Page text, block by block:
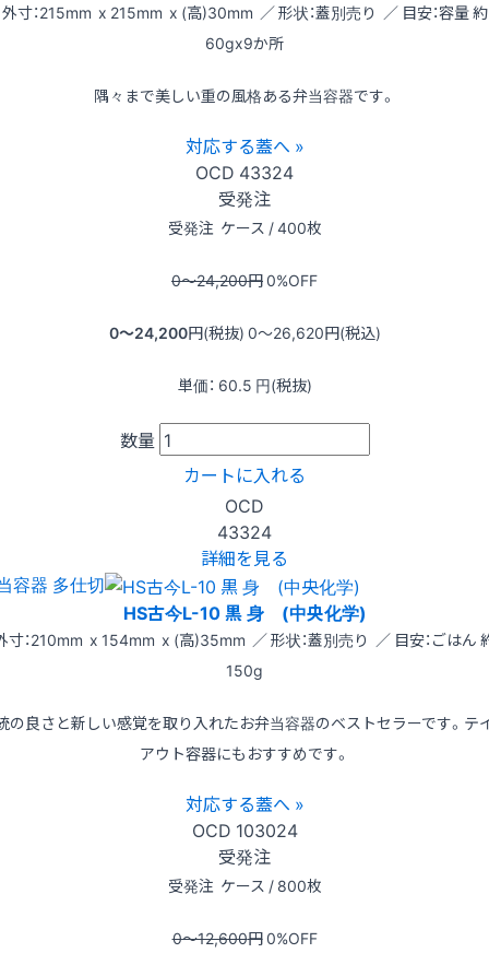
外寸：215mm x 215mm x (高)30mm ／ 形状：蓋別売り ／ 目安：容量 約
60gx9か所
隅々まで美しい重の風格ある弁当容器です。
対応する蓋へ »
OCD 43324
受発注
受発注 ケース / 400枚
0〜24,200円0%OFF
0〜24,200円(税抜) 0〜26,620円(税込)
単価： 60.5 円(税抜)
数量
カートに入れる
OCD
43324
詳細を見る
容器 多仕切
HS古今L-10 黒 身 (中央化学)
寸：210mm x 154mm x (高)35mm ／ 形状：蓋別売り ／ 目安：ごはん
150g
の良さと新しい感覚を取り入れたお弁当容器のベストセラーです。テ
アウト容器にもおすすめです。
対応する蓋へ »
OCD 103024
受発注
受発注 ケース / 800枚
0〜12,600円0%OFF